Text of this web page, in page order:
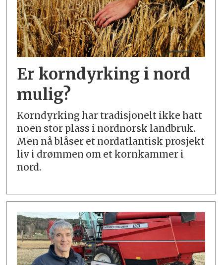
Er korndyrking i nord
mulig?
Korndyrking har tradisjonelt ikke hatt
noen stor plass i nordnorsk landbruk.
Men nå blåser et nordatlantisk prosjekt
liv i drømmen om et kornkammer i
nord.